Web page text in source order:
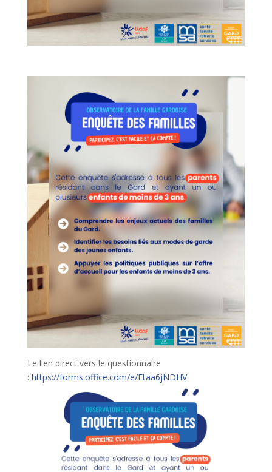
Le lien direct vers le questionnaire
: https://forms.office.com/e/Etaa6jNDHV